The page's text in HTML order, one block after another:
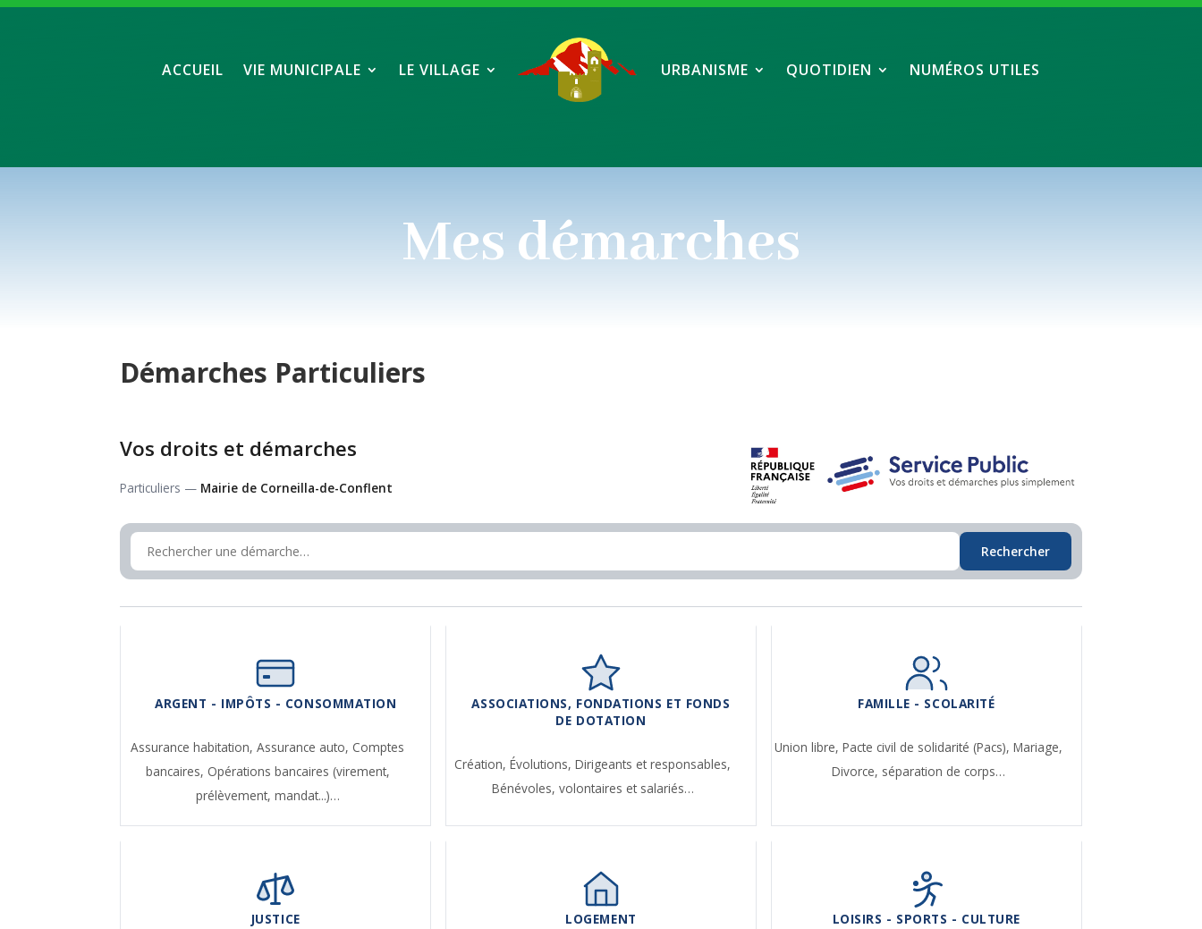
ACCUEIL VIE MUNICIPALE LE VILLAGE URBANISME QUOTIDIEN NUMÉROS UTILES
Mes démarches
Démarches Particuliers
Vos droits et démarches
Particuliers — Mairie de Corneilla-de-Conflent
Rechercher
ARGENT - IMPÔTS - CONSOMMATION
Assurance habitation,Assurance auto, Comptes
bancaires, Opérations bancaires (virement,
prélèvement, mandat...)…
ASSOCIATIONS, FONDATIONS ET FONDS
DE DOTATION
Création,Évolutions,Dirigeants et responsables,
Bénévoles, volontaires et salariés…
FAMILLE - SCOLARITÉ
Union libre, Pacte civil de solidarité (Pacs), Mariage,
Divorce, séparation de corps…
JUSTICE LOGEMENT LOISIRS - SPORTS - CULTURE